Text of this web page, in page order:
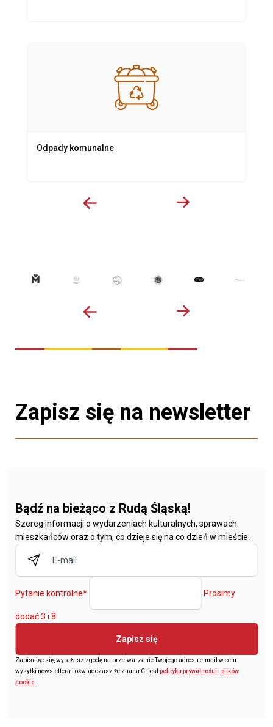
Odpady komunalne
Zapisz się na newsletter
Bądź na bieżąco z Rudą Śląską!
Szereg informacji o wydarzeniach kulturalnych, sprawach
mieszkańców oraz o tym, co dzieje się na co dzień w mieście.
Pytanie kontrolne* Prosimy
dodać 3 i 8.
Zapisz się
Zapisując się, wyrażasz zgodę na przetwarzanie Twojego adresu e-mail w celu
wysyłki newslettera i oświadczasz że znana Ci jestpolityka prywatności i plików
cookie